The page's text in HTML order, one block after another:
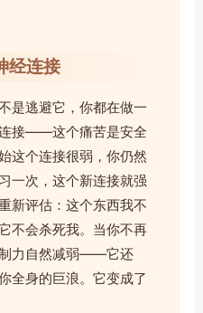
经连接
是逃避它，你都在做一
接——这个痛苦是安全
这个连接很弱，你仍然
一次，这个新连接就强
新评估：这个东西我不
不会杀死我。当你不再
力自然减弱——它还
全身的巨浪。它变成了